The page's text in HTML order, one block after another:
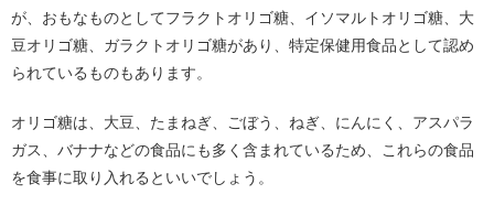
が、おもなものとしてフラクトオリゴ糖、イソマルトオリゴ糖、大
豆オリゴ糖、ガラクトオリゴ糖があり、特定保健用食品として認め
られているものもあります。
オリゴ糖は、大豆、たまねぎ、ごぼう、ねぎ、にんにく、アスパラ
ガス、バナナなどの食品にも多く含まれているため、これらの食品
を食事に取り入れるといいでしょう。